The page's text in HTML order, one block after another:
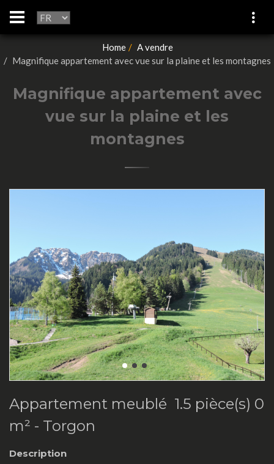
Home
A vendre
Magnifique appartement avec vue sur la plaine et les montagnes
Magnifique appartement avec
vue sur la plaine et les
montagnes
Appartement meublé 1.5 pièce(s) 0
m² - Torgon
Description